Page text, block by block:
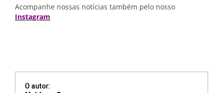
Acompanhe nossas notícias também pelo nosso
Instagram
O autor: